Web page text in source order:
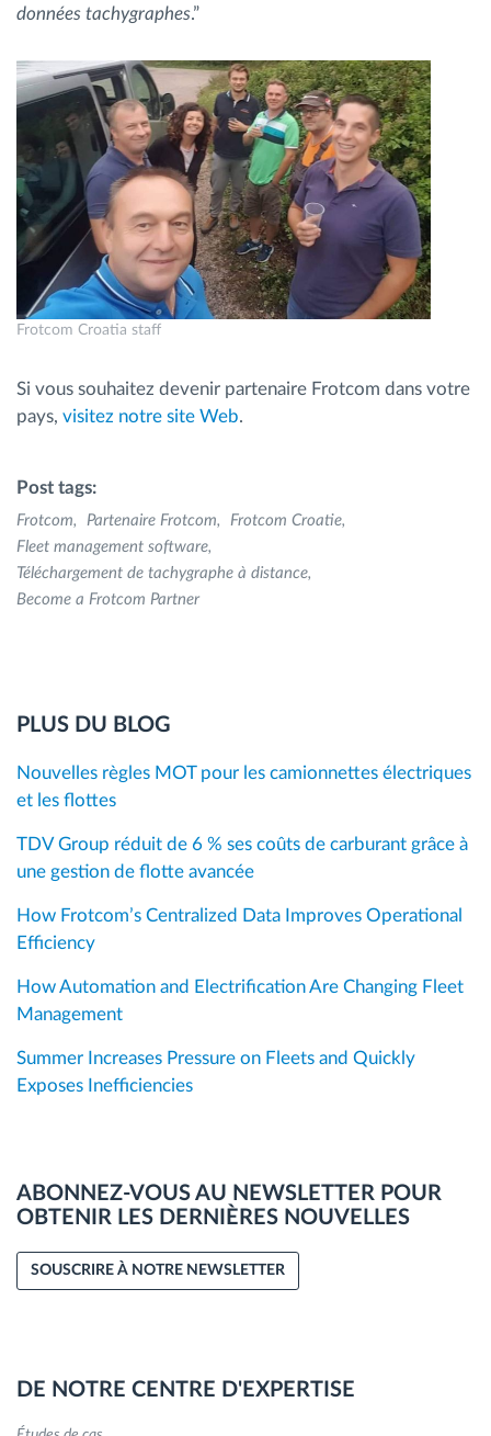
données tachygraphes.”
Frotcom Croatia staff
Si vous souhaitez devenir partenaire Frotcom dans votre
pays, visitez notre site Web.
Post tags:
Frotcom Partenaire Frotcom
Frotcom Croatie
Fleet management software
Téléchargement de tachygraphe à distance
Become a Frotcom Partner
PLUS DU BLOG
Nouvelles règles MOT pour les camionnettes électriques
et les flottes
TDV Group réduit de 6 % ses coûts de carburant grâce à
une gestion de flotte avancée
How Frotcom’s Centralized Data Improves Operational
Efficiency
How Automation and Electrification Are Changing Fleet
Management
Summer Increases Pressure on Fleets and Quickly
Exposes Inefficiencies
ABONNEZ-VOUS AU NEWSLETTER POUR
OBTENIR LES DERNIÈRES NOUVELLES
SOUSCRIRE À NOTRE NEWSLETTER
DE NOTRE CENTRE D'EXPERTISE